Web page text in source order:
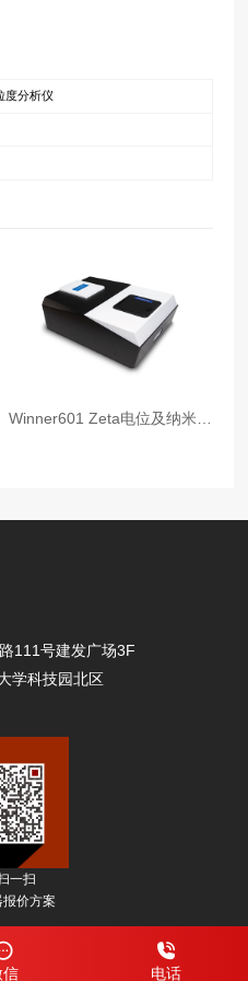
度分析仪
Winner601 Zeta电位及纳米粒度分析仪
111号建发广场3F
学科技园北区
一扫
报价方案
信 电话